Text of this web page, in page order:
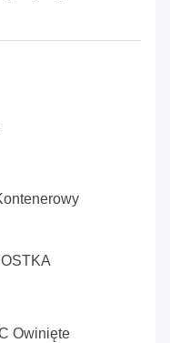
Owinięte